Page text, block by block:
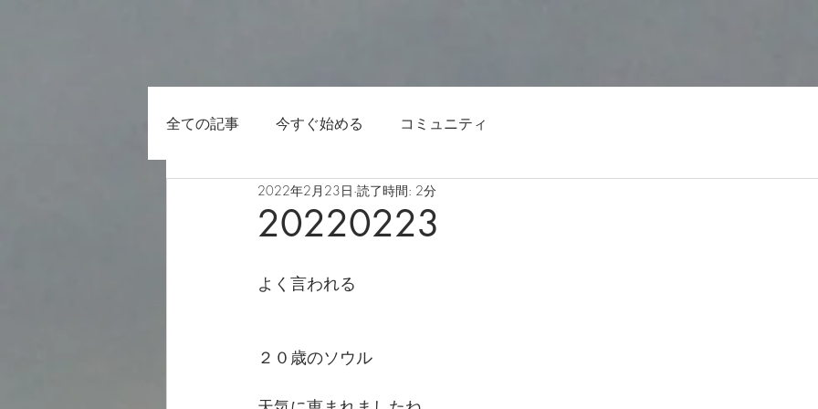
全ての記事 今すぐ始める コミュニティ
20220223
2022年2月23日 読了時間: 2分
よく言われる
２０歳のソウル